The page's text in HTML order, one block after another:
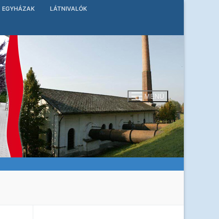
EGYHÁZAK LÁTNIVALÓK
MENÜ